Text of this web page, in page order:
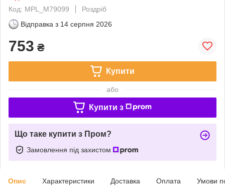
Код: MPL_M79099
Роздріб
Відправка з 14 серпня 2026
753 ₴
Купити
або
Купити з
Що таке купити з Пром?
Замовлення під захистом
Опис Характеристики Доставка Оплата Умови